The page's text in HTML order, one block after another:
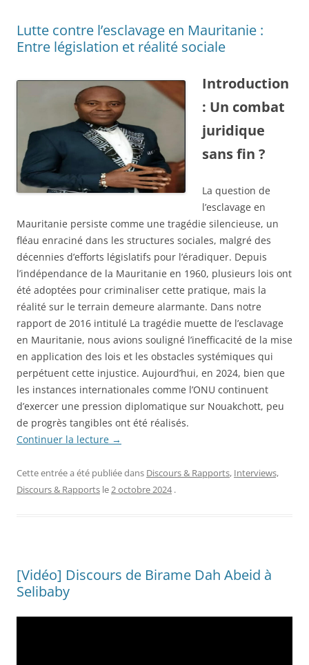
Lutte contre l’esclavage en Mauritanie :
Entre législation et réalité sociale
Introduction
: Un combat
juridique
sans fin ?
La question de
l’esclavage en
Mauritanie persiste comme une tragédie silencieuse, un
fléau enraciné dans les structures sociales, malgré des
décennies d’efforts législatifs pour l’éradiquer. Depuis
l’indépendance de la Mauritanie en 1960, plusieurs lois ont
été adoptées pour criminaliser cette pratique, mais la
réalité sur le terrain demeure alarmante. Dans notre
rapport de 2016 intitulé La tragédie muette de l’esclavage
en Mauritanie, nous avions souligné l’inefficacité de la mise
en application des lois et les obstacles systémiques qui
perpétuent cette injustice. Aujourd’hui, en 2024, bien que
les instances internationales comme l’ONU continuent
d’exercer une pression diplomatique sur Nouakchott, peu
de progrès tangibles ont été réalisés.
Continuer la lecture →
Cette entrée a été publiée dans Discours & Rapports, Interviews,
Discours & Rapports le2 octobre 2024 .
[Vidéo] Discours de Birame Dah Abeid à
Selibaby